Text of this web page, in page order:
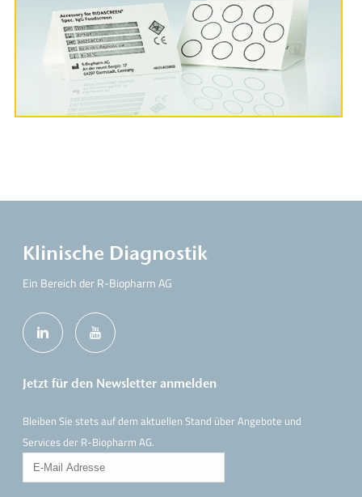
Produktinformationen
Klinische Diagnostik
Ein Bereich der R-Biopharm AG
Jetzt für den Newsletter anmelden
Bleiben Sie stets auf dem aktuellen Stand über Angebote und
Services der R-Biopharm AG.